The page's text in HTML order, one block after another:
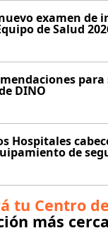
examen de
de Salud
DINO
Hospitales
de
tu Centro de
más